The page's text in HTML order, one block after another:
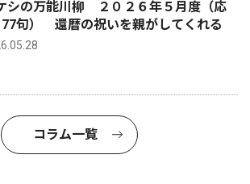
シの万能川柳 ２０２６年５月度（応
句） 還暦の祝いを親がしてくれる
コラム一覧